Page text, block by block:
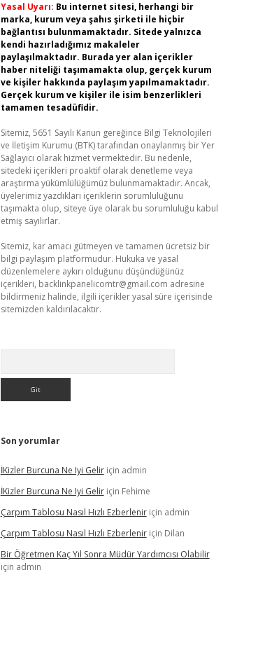
Yasal Uyarı: Bu internet sitesi, herhangi bir
marka, kurum veya şahıs şirketi ile hiçbir
bağlantısı bulunmamaktadır. Sitede yalnızca
kendi hazırladığımız makaleler
paylaşılmaktadır. Burada yer alan içerikler
haber niteliği taşımamakta olup, gerçek kurum
ve kişiler hakkında paylaşım yapılmamaktadır.
Gerçek kurum ve kişiler ile isim benzerlikleri
tamamen tesadüfidir.
Sitemiz, 5651 Sayılı Kanun gereğince Bilgi Teknolojileri
ve İletişim Kurumu (BTK) tarafından onaylanmış bir Yer
Sağlayıcı olarak hizmet vermektedir. Bu nedenle,
sitedeki içerikleri proaktif olarak denetleme veya
araştırma yükümlülüğümüz bulunmamaktadır. Ancak,
üyelerimiz yazdıkları içeriklerin sorumluluğunu
taşımakta olup, siteye üye olarak bu sorumluluğu kabul
etmiş sayılırlar.
Sitemiz, kar amacı gütmeyen ve tamamen ücretsiz bir
bilgi paylaşım platformudur. Hukuka ve yasal
düzenlemelere aykırı olduğunu düşündüğünüz
içerikleri, backlinkpanelicomtr@gmail.com adresine
bildirmeniz halinde, ilgili içerikler yasal süre içerisinde
sitemizden kaldırılacaktır.
Son yorumlar
İKizler Burcuna Ne Iyi Geliriçin admin
İKizler Burcuna Ne Iyi Geliriçin Fehime
Çarpım Tablosu Nasıl Hızlı Ezberleniriçin admin
Çarpım Tablosu Nasıl Hızlı Ezberleniriçin Dilan
Bir Öğretmen Kaç Yıl Sonra Müdür Yardımcısı Olabilir
için admin